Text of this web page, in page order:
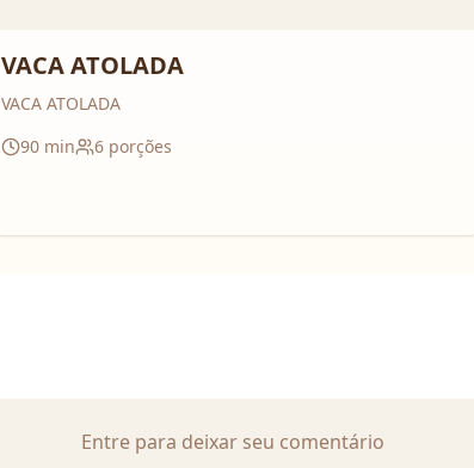
VACA ATOLADA
VACA ATOLADA
90 min 6 porções
Entre para deixar seu comentário